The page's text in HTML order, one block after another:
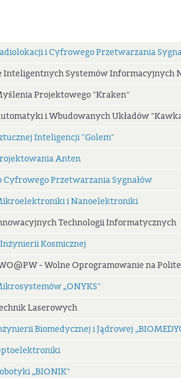
i Cyfrowego Przetwarzania
Inteligentnych Systemów Informacyjnych
Projektowego "Kraken"
i Wbudowanych Układów
Inteligencji "Golem"
Anten
Cyfrowego Przetwarzania Sygnałów
i Nanoelektroniki
Technologii Informatycznych
Kosmicznej
- Wolne Oprogramowanie na
„ONYKS"
Laserowych
Biomedycznej i Jądrowej
„BIONIK"